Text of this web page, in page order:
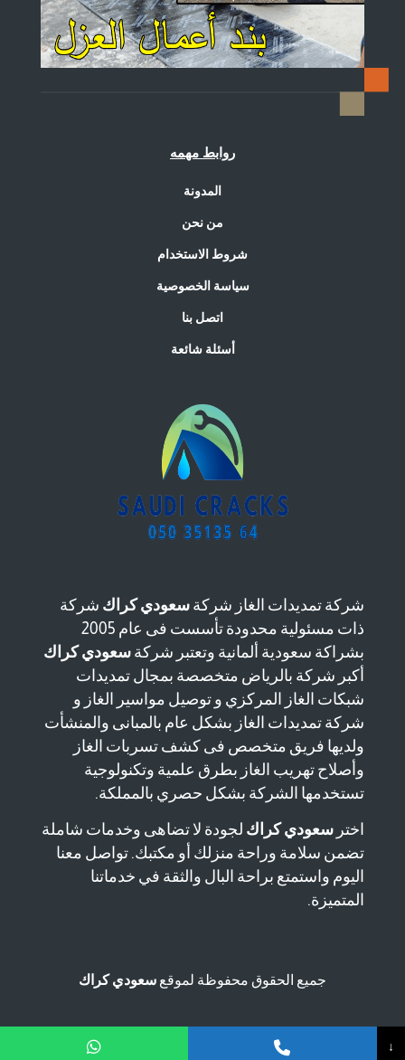
روابط مهمه
المدونة
من نحن
شروط الاستخدام
سياسة الخصوصية
اتصل بنا
أسئلة شائعة
شركة تمديدات الغاز شركة سعودي كراك شركة
ذات مسئولية محدودة تأسست فى عام 2005
بشراكة سعودية ألمانية وتعتبر شركة سعودي كراك
أكبر شركة بالرياض متخصصة بمجال تمديدات
شبكات الغاز المركزي و توصيل مواسير الغاز و
شركة تمديدات الغاز بشكل عام بالمبانى والمنشأت
ولديها فريق متخصص فى كشف تسربات الغاز
وأصلاح تهريب الغاز بطرق علمية وتكنولوجية
تستخدمها الشركة بشكل حصري بالمملكة.
اختر سعودي كراك لجودة لا تضاهى وخدمات شاملة
تضمن سلامة وراحة منزلك أو مكتبك. تواصل معنا
اليوم واستمتع براحة البال والثقة في خدماتنا
المتميزة.
جميع الحقوق محفوظة لموقع سعودي كراك
↓